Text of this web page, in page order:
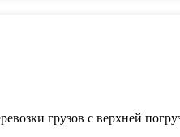
грузов с верхней